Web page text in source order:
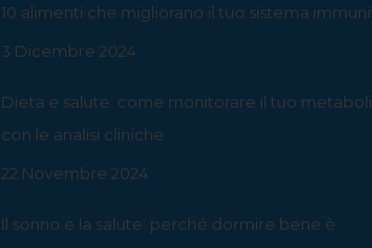
10 alimenti che migliorano il tuo sistema
3 Dicembre 2024
Dieta e salute: come monitorare il tuo
con le analisi cliniche
22 Novembre 2024
Il sonno e la salute: perché dormire bene è